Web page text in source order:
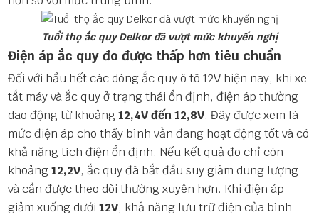
Tuổi thọ ắc quy Delkor đã vượt mức khuyến nghị
Điện áp ắc quy đo được thấp hơn tiêu chuẩn
Đối với hầu hết các dòng ắc quy ô tô 12V hiện nay, khi xe
tắt máy và ắc quy ở trạng thái ổn định, điện áp thường
dao động từ khoảng12,4V đến 12,8V. Đây được xem là
mức điện áp cho thấy bình vẫn đang hoạt động tốt và có
khả năng tích điện ổn định. Nếu kết quả đo chỉ còn
khoảng12,2V, ắc quy đã bắt đầu suy giảm dung lượng
và cần được theo dõi thường xuyên hơn. Khi điện áp
giảm xuống dưới 12V, khả năng lưu trữ điện của bình